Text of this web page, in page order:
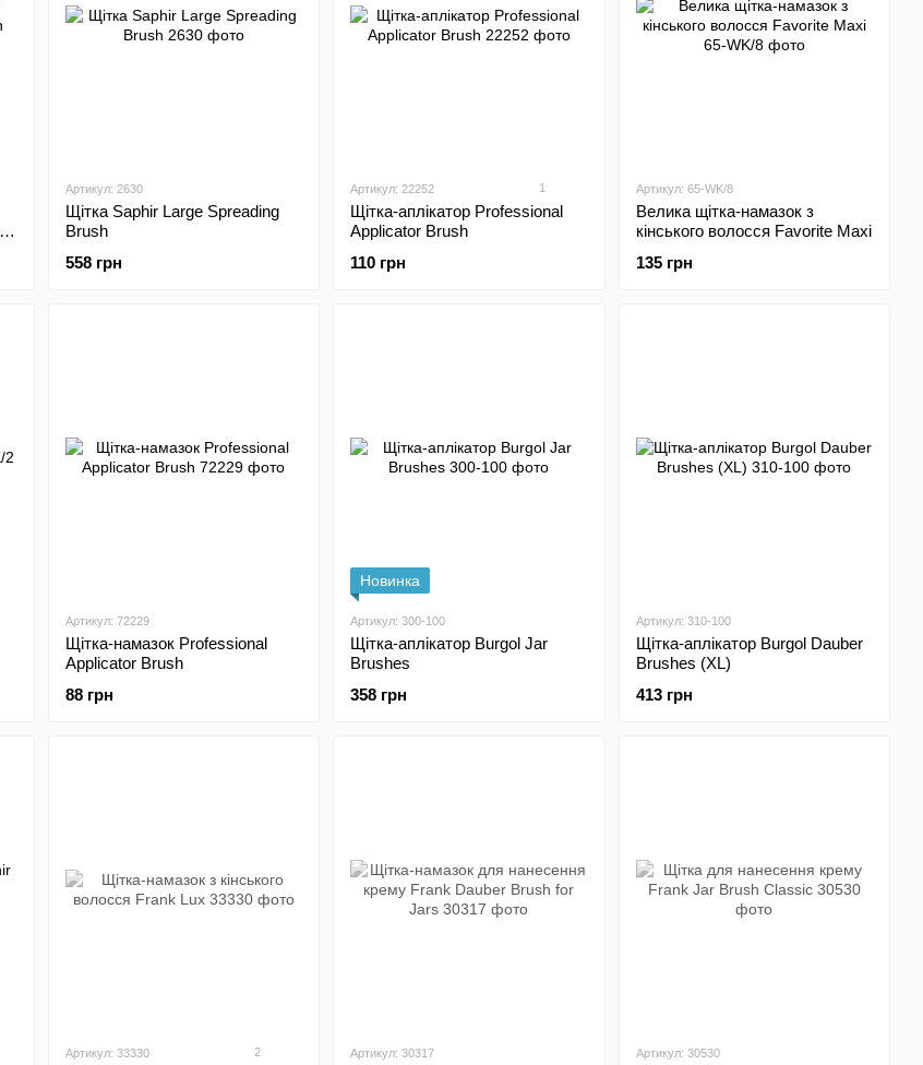
Артикул: 2630
Щітка Saphir Large Spreading
Brush
558 грн
Артикул: 22252 1
Щітка-аплікатор Professional
Applicator Brush
110 грн
Артикул: 65-WK/8
Велика щітка-намазок з
кінського волосся Favorite Maxi
135 грн
Артикул: 72229
Щітка-намазок Professional
Applicator Brush
88 грн
Новинка
Артикул: 300-100
Щітка-аплікатор Burgol Jar
Brushes
358 грн
Артикул: 310-100
Щітка-аплікатор Burgol Dauber
Brushes (XL)
413 грн
Артикул: 33330 2 Артикул: 30317 Артикул: 30530